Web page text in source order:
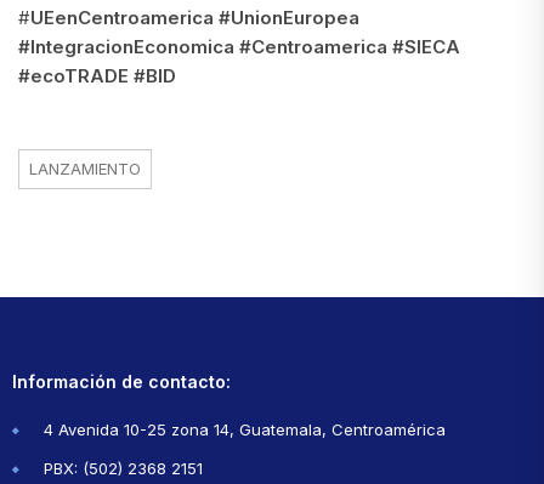
#UEenCentroamerica #UnionEuropea
#IntegracionEconomica #Centroamerica #SIECA
#ecoTRADE #BID
LANZAMIENTO
Información de contacto:
4 Avenida 10-25 zona 14, Guatemala, Centroamérica
PBX: (502) 2368 2151